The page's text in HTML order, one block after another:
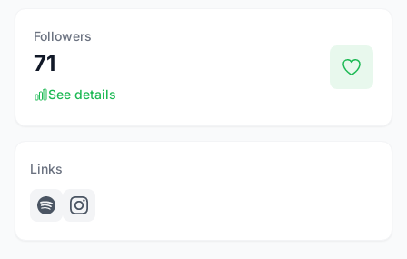
Followers
71
See details
Links